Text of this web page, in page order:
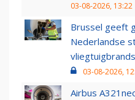
03-08-2026, 13:22
Brussel geeft
Nederlandse
03-08-2026,
Airbus